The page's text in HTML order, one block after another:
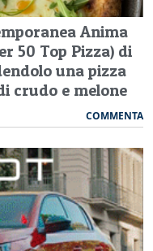
Anima
50 Top Pizza) di
una pizza
crudo e melone
COMMENTA